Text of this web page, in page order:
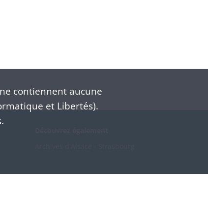
contiennent aucune
et Libertés).